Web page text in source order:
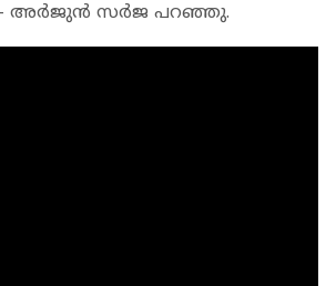
അര്‍ജുന്‍ സര്‍ജ പറഞ്ഞു.